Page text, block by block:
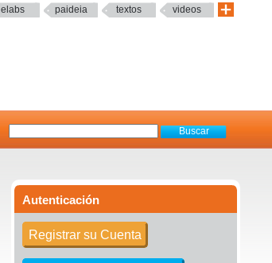
elabs paideia textos videos
Autenticación
Registrar su Cuenta